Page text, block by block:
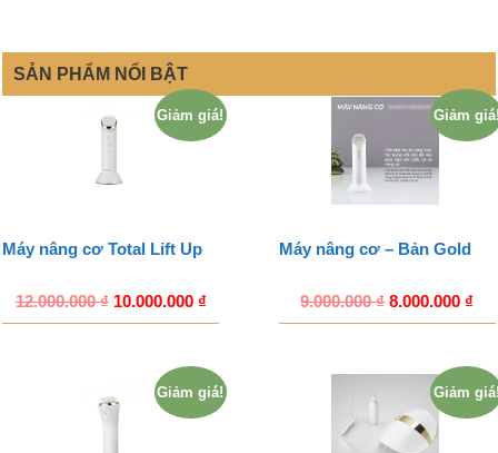
SẢN PHẨM NỔI BẬT
Giảm giá!
Máy nâng cơ Total Lift Up
12.000.000₫ 10.000.000 ₫
Giảm
Máy nâng cơ – Bản Gold
9.000.000₫ 8.000.000 ₫
Giảm giá! Giảm